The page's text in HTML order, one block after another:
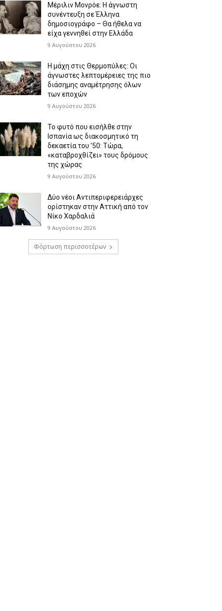
Μέριλιν Μονρόε: Η άγνωστη
συνέντευξη σε Έλληνα
δημοσιογράφο – Θα ήθελα να
είχα γεννηθεί στην Ελλάδα
9 Αυγούστου 2026
Η μάχη στις Θερμοπύλες: Οι
άγνωστες λεπτομέρειες της πιο
διάσημης αναμέτρησης όλων
των εποχών
9 Αυγούστου 2026
Το φυτό που εισήλθε στην
Ισπανία ως διακοσμητικό τη
δεκαετία του ’50: Τώρα,
«καταβροχθίζει» τους δρόμους
της χώρας
9 Αυγούστου 2026
Δύο νέοι Αντιπεριφερειάρχες
ορίστηκαν στην Αττική από τον
Νίκο Χαρδαλιά
9 Αυγούστου 2026
Φόρτωση περισσοτέρων